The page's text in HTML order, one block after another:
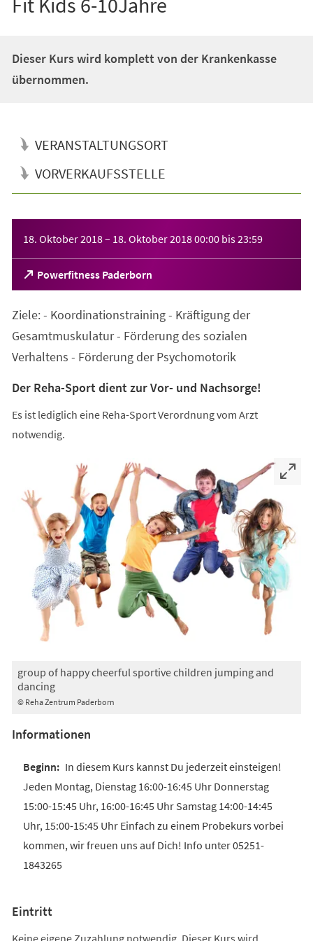
Dieser Kurs wird komplett von der Krankenkasse
übernommen.
VERANSTALTUNGSORT
VORVERKAUFSSTELLE
18. Oktober 2018– 18. Oktober 201800:00 bis23:59
Powerfitness Paderborn
(Öffnet
in
neuen
Ziele: - Koordinationstraining - Kräftigung der
Gesamtmuskulatur - Förderung des sozialen
Verhaltens - Förderung der Psychomotorik
Der Reha-Sport dient zur Vor- und Nachsorge!
Es ist lediglich eine Reha-Sport Verordnung vom Arzt
notwendig.
© Reha Zentrum Paderborn
group of happy cheerful sportive children jumping and
dancing
Informationen
In diesem Kurs kannst Du jederzeit einsteigen!
Jeden Montag, Dienstag 16:00-16:45 Uhr Donnerstag
15:00-15:45 Uhr, 16:00-16:45 Uhr Samstag 14:00-14:45
Uhr, 15:00-15:45 Uhr Einfach zu einem Probekurs vorbei
kommen, wir freuen uns auf Dich! Info unter 05251-
1843265
Eintritt